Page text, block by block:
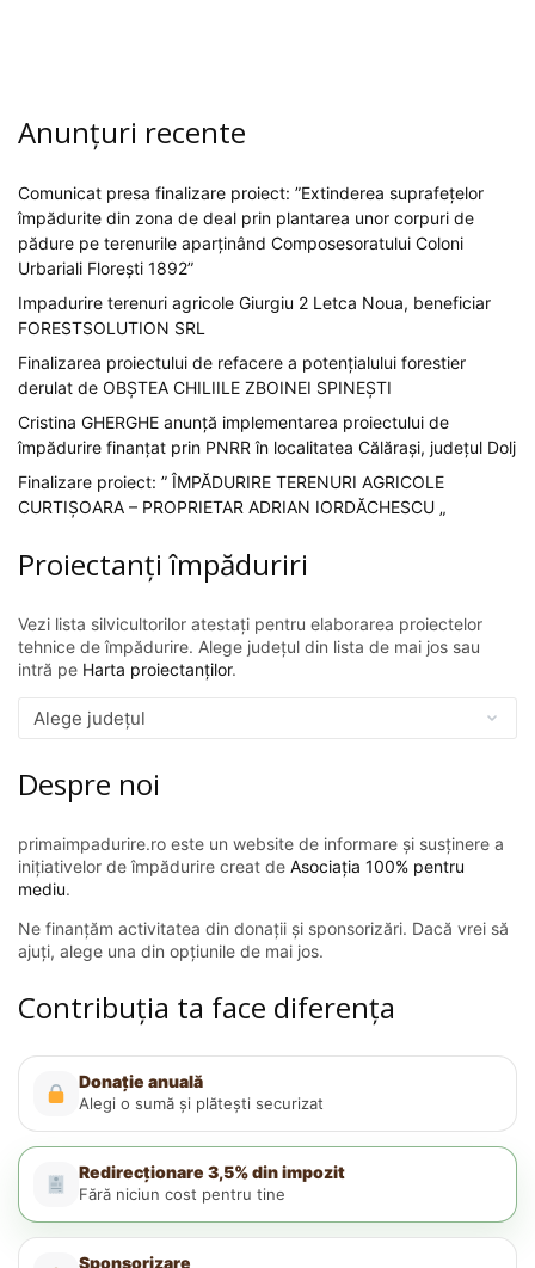
Anunțuri recente
Comunicat presa finalizare proiect: ”Extinderea suprafețelor
împădurite din zona de deal prin plantarea unor corpuri de
pădure pe terenurile aparținând Composesoratului Coloni
Urbariali Florești 1892”
Impadurire terenuri agricole Giurgiu 2 Letca Noua, beneficiar
FORESTSOLUTION SRL
Finalizarea proiectului de refacere a potențialului forestier
derulat de OBȘTEA CHILIILE ZBOINEI SPINEȘTI
Cristina GHERGHE anunță implementarea proiectului de
împădurire finanțat prin PNRR în localitatea Călărași, județul Dolj
Finalizare proiect: ” ÎMPĂDURIRE TERENURI AGRICOLE
CURTIȘOARA – PROPRIETAR ADRIAN IORDĂCHESCU „
Proiectanți împăduriri
Vezi lista silvicultorilor atestați pentru elaborarea proiectelor
tehnice de împădurire. Alege județul din lista de mai jos sau
intră pe Harta proiectanților.
Despre noi
primaimpadurire.ro este un website de informare și susținere a
inițiativelor de împădurire creat de Asociația 100% pentru
mediu.
Ne finanțăm activitatea din donații și sponsorizări. Dacă vrei să
ajuți, alege una din opțiunile de mai jos.
Contribuția ta face diferența
Donație anuală
Alegi o sumă și plătești securizat
Redirecționare 3,5% din impozit
Fără niciun cost pentru tine
Sponsorizare